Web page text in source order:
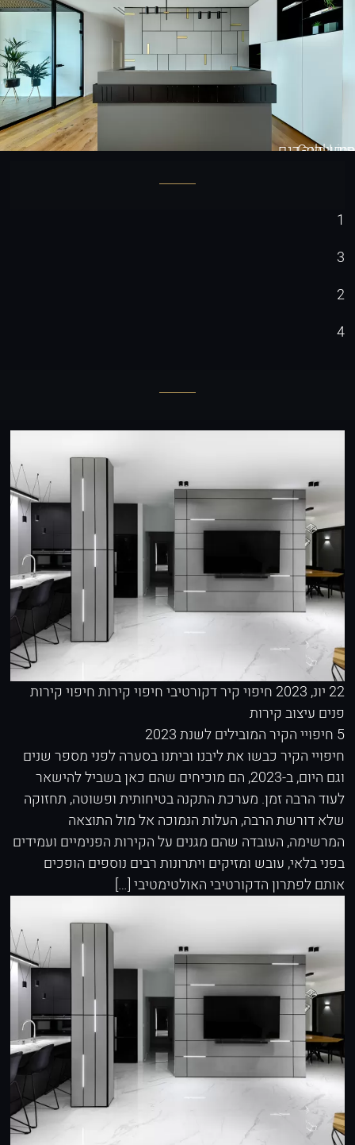
חיפוי קיר דגם
Gold Line
1
3
2
4
22 יונ, 2023 חיפוי קיר דקורטיביחיפוי קירותחיפוי קירות
פנים עיצוב קירות
5 חיפויי הקיר המובילים לשנת 2023
חיפויי הקיר כבשו את ליבנו וביתנו בסערה לפני מספר שנים
וגם היום, ב-2023, הם מוכיחים שהם כאן בשביל להישאר
לעוד הרבה זמן. מערכת התקנה בטיחותית ופשוטה, תחזוקה
שלא דורשת הרבה, העלות הנמוכה אל מול התוצאה
המרשימה, העובדה שהם מגנים על הקירות הפנימיים ועמידים
בפני בלאי, עובש ומזיקים ויתרונות רבים נוספים הופכים
אותם לפתרון הדקורטיבי האולטימטיבי […]